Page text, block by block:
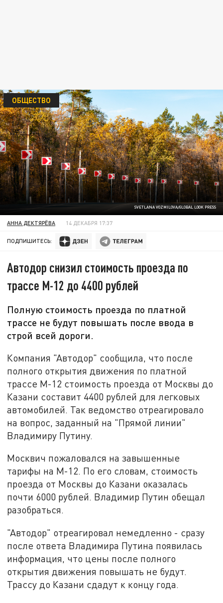
SVETLANA VOZMILOVA/GLOBAL LOOK PRESS
ОБЩЕСТВО
АННА ДЕКТЯРЁВА 14 ДЕКАБРЯ 17:37
ПОДПИШИТЕСЬ:
Автодор снизил стоимость проезда по
трассе М-12 до 4400 рублей
Полную стоимость проезда по платной
трассе не будут повышать после ввода в
строй всей дороги.
Компания "Автодор" сообщила, что после
полного открытия движения по платной
трассе М-12 стоимость проезда от Москвы до
Казани составит 4400 рублей для легковых
автомобилей. Так ведомство отреагировало
на вопрос, заданный на "Прямой линии"
Владимиру Путину.
Москвич пожаловался на завышенные
тарифы на М-12. По его словам, стоимость
проезда от Москвы до Казани оказалась
почти 6000 рублей. Владимир Путин обещал
разобраться.
"Автодор" отреагировал немедленно - сразу
после ответа Владимира Путина появилась
информация, что цены после полного
открытия движения повышать не будут.
Трассу до Казани сдадут к концу года.